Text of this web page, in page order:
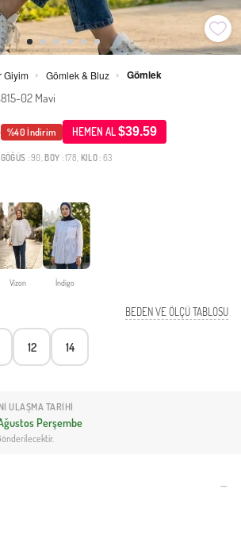
Giyim > Gömlek & Bluz > Gömlek
02 Mavi
%40 İndirim HEMEN AL$39.59
GÖĞÜS : 90, BOY : 178, KILO: 63
Vizon İndigo
BEDEN VE ÖLÇÜ TABLOSU
12 14
ULAŞMA TARIHI
Perşembe